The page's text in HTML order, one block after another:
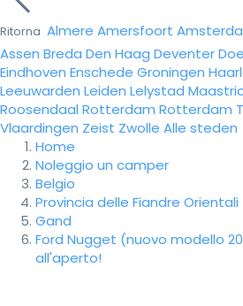
Ritorna Almere Amersfoort
Assen Breda Den Haag Deventer
Eindhoven Enschede Groningen
Leeuwarden Leiden Lelystad
Roosendaal Rotterdam Rotterdam
Vlaardingen Zeist Zwolle Alle steden
Home
Noleggio un camper
Belgio
Provincia delle Fiandre Orientali
Gand
Ford Nugget (nuovo modello
all'aperto!